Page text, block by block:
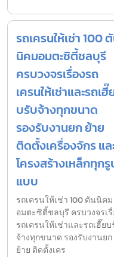
รถเครนให้เช่า 100
นิคมอมตะซิตี้ชลบุรี
ครบวงจรเรื่องรถ
เครนให้เช่าและรถเฮี๊
บรับจ้างทุกขนาด
รองรับงานยก ย้าย
ติดตั้งเครื่องจักร แล
โครงสร้างเหล็กทุก
แบบ
รถเครนให้เช่า 100 ตันนิคม
อมตะซิตี้ชลบุรี ครบวงจรเรื่
รถเครนให้เช่าและรถเฮี๊ยบ
จ้างทุกขนาด รองรับงานยก
ย้าย ติดตั้งเคร